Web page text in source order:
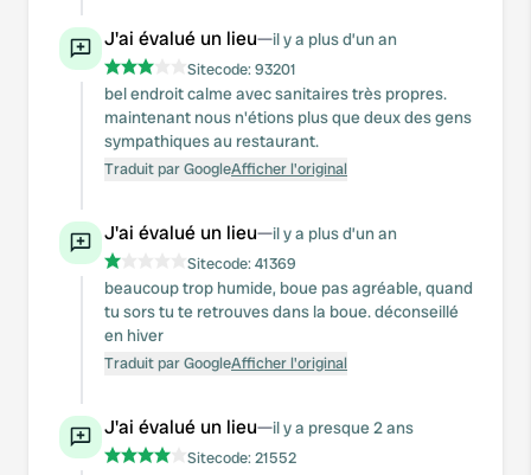
J'ai évalué un lieu—il y a plus d’un an
Sitecode:93201
bel endroit calme avec sanitaires très propres.
maintenant nous n'étions plus que deux des gens
sympathiques au restaurant.
Traduit par GoogleAfficher l'original
J'ai évalué un lieu—il y a plus d’un an
Sitecode:41369
beaucoup trop humide, boue pas agréable, quand
tu sors tu te retrouves dans la boue. déconseillé
en hiver
Traduit par GoogleAfficher l'original
J'ai évalué un lieu—il y a presque 2 ans
Sitecode:21552